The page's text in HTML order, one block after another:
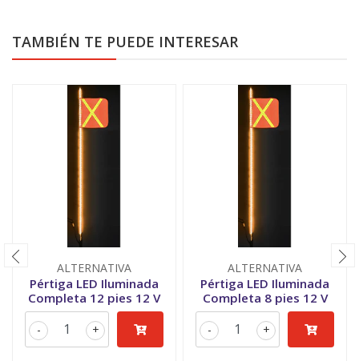
TAMBIÉN TE PUEDE INTERESAR
ALTERNATIVA
Pértiga LED Iluminada
Completa 12 pies 12 V
+
-
ALTERNATIVA
Pértiga LED Iluminada
Completa 8 pies 12 V
+
-